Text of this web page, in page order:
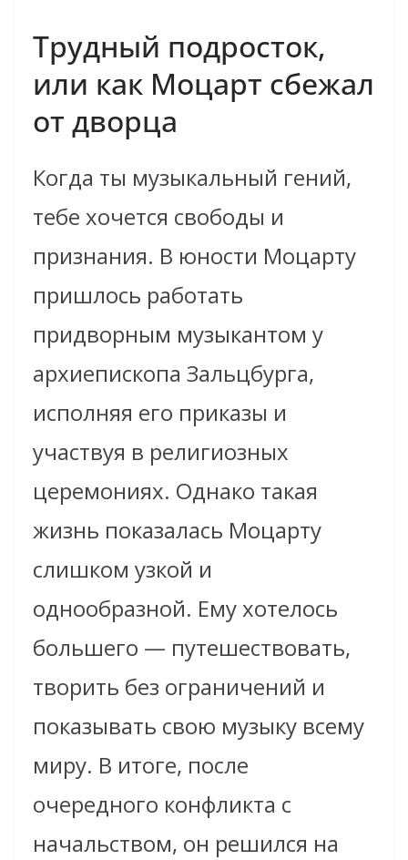
Трудный подросток,
или как Моцарт сбежал
от дворца
Когда ты музыкальный гений,
тебе хочется свободы и
признания. В юности Моцарту
пришлось работать
придворным музыкантом у
архиепископа Зальцбурга,
исполняя его приказы и
участвуя в религиозных
церемониях. Однако такая
жизнь показалась Моцарту
слишком узкой и
однообразной. Ему хотелось
большего — путешествовать,
творить без ограничений и
показывать свою музыку всему
миру. В итоге, после
очередного конфликта с
начальством, он решился на